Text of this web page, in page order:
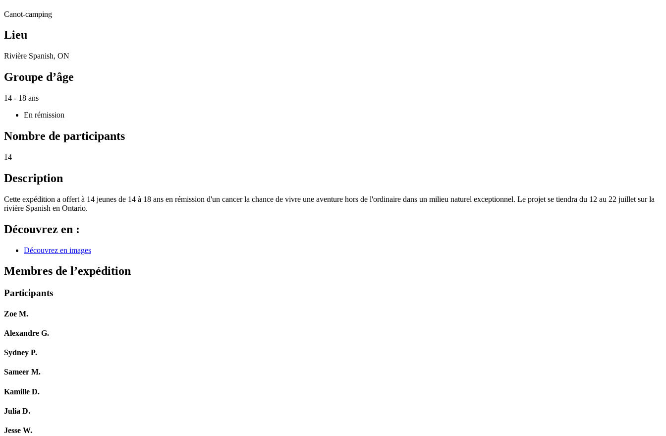
Canot-camping
Lieu
Rivière Spanish, ON
Groupe d’âge
14 - 18 ans
En rémission
Nombre de participants
14
Description
Cette expédition a offert à 14 jeunes de 14 à 18 ans en rémission d'un cancer la chance de vivre une aventure hors de l'ordinaire dans un milieu naturel exceptionnel. Le projet se tiendra du 12 au 22 juillet sur la
rivière Spanish en Ontario.
Découvrez en :
Découvrez en images
Membres de l’expédition
Participants
Zoe M.
Alexandre G.
Sydney P.
Sameer M.
Kamille D.
Julia D.
Jesse W.